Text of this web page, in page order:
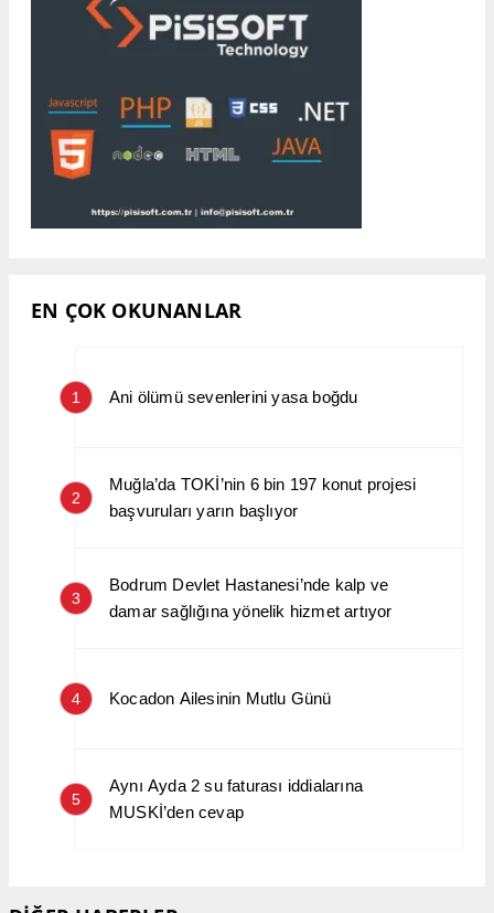
EN ÇOK OKUNANLAR
1 Ani ölümü sevenlerini yasa boğdu
2
Muğla’da TOKİ’nin 6 bin 197 konut projesi
başvuruları yarın başlıyor
3
Bodrum Devlet Hastanesi’nde kalp ve
damar sağlığına yönelik hizmet artıyor
4 Kocadon Ailesinin Mutlu Günü
5
Aynı Ayda 2 su faturası iddialarına
MUSKİ’den cevap